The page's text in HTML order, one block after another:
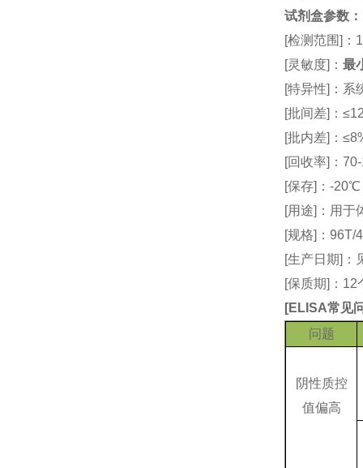
试剂盒参数 ：
[检测范围]：1
[灵敏度]：最
[特异性]：系
[批间差]：
[批内差]：
[回收率]：
[保存]：-
[用途]：用于
[规格]：96T/
[生产日期]：
[保质期]：
[ELISA常见
问题
阴性质控
值偏高